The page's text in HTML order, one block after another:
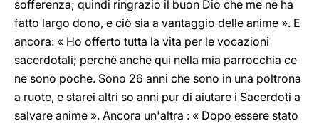
sofferenza; quindi ringrazio il buon Dio che me ne ha
fatto largo dono, e ciò sia a vantaggio delle anime ». E
ancora: « Ho offerto tutta la vita per le vocazioni
sacerdotali; perchè anche qui nella mia parrocchia ce
ne sono poche. Sono 26 anni che sono in una poltrona
a ruote, e starei altri so anni pur di aiutare i Sacerdoti a
salvare anime ». Ancora un'altra : « Dopo essere stato